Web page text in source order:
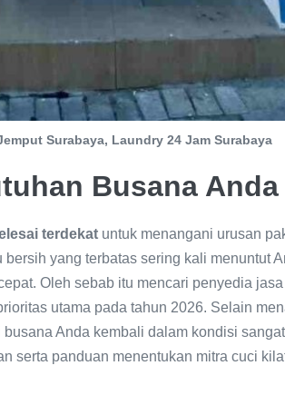
Surabaya, Laundry 24 Jam Surabaya
Busana Anda
terdekat untuk menangani urusan
yang terbatas sering kali menuntut
Oleh sebab itu mencari penyedia
utama pada tahun 2026. Selain
Anda kembali dalam kondisi
serta panduan menentukan mitra cuci